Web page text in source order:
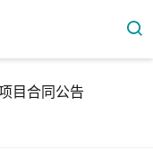
目合同公告